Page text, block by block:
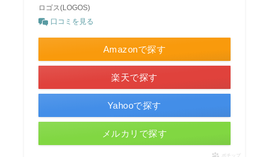
ロゴス(LOGOS)
口コミを見る
Amazonで探す
楽天で探す
Yahooで探す
メルカリで探す
ポチップ